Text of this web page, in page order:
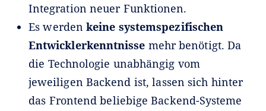
Integration neuer Funktionen.
Es werdenkeine systemspezifischen
Entwicklerkenntnisse mehr benötigt. Da
die Technologie unabhängig vom
jeweiligen Backend ist, lassen sich hinter
das Frontend beliebige Backend-Systeme